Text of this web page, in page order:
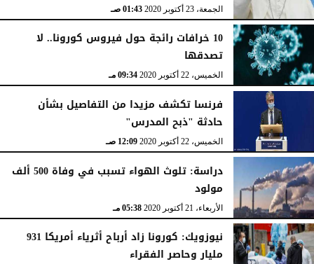
الجمعة، 23 أكتوبر 2020 01:43 صـ
10 خرافات رائجة حول فيروس كورونا.. لا
تصدقها
الخميس، 22 أكتوبر 2020 09:34 مـ
فرنسا تكشف مزيدا من التفاصيل بشأن
حادثة "ذبح المدرس"
الخميس، 22 أكتوبر 2020 12:09 صـ
دراسة: تلوث الهواء تسبب في وفاة 500 ألف
مولود
الأربعاء، 21 أكتوبر 2020 05:38 مـ
نيوزويك: كورونا زاد أرباح أثرياء أمريكا 931
مليار وحاصر الفقراء